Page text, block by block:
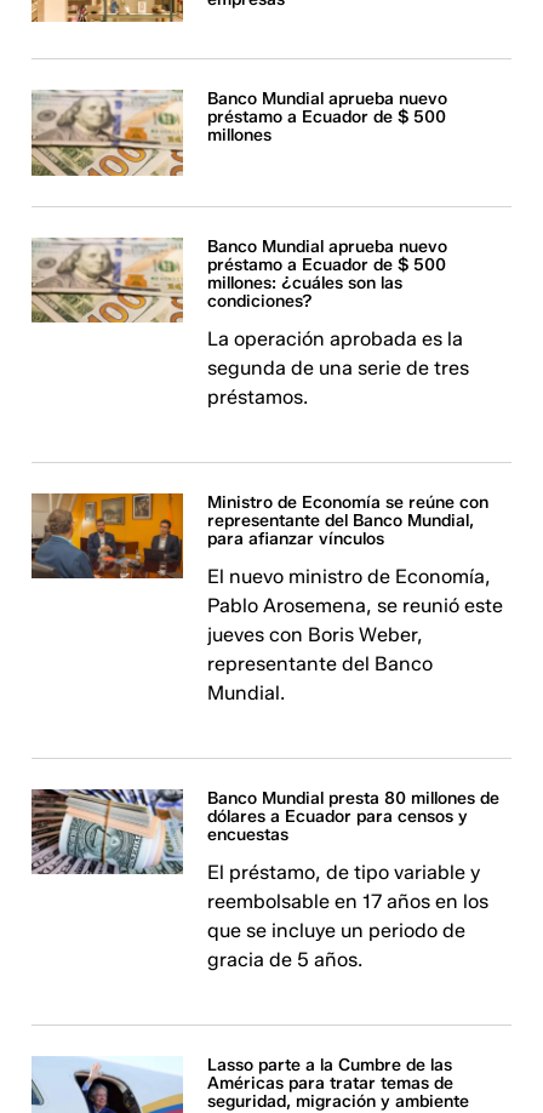
Banco Mundial aprueba nuevo
préstamo a Ecuador de $ 500
millones
Banco Mundial aprueba nuevo
préstamo a Ecuador de $ 500
millones: ¿cuáles son las
condiciones?
La operación aprobada es la
segunda de una serie de tres
préstamos.
Ministro de Economía se reúne con
representante del Banco Mundial,
para afianzar vínculos
El nuevo ministro de Economía,
Pablo Arosemena, se reunió este
jueves con Boris Weber,
representante del Banco
Mundial.
Banco Mundial presta 80 millones de
dólares a Ecuador para censos y
encuestas
El préstamo, de tipo variable y
reembolsable en 17 años en los
que se incluye un periodo de
gracia de 5 años.
Lasso parte a la Cumbre de las
Américas para tratar temas de
seguridad, migración y ambiente